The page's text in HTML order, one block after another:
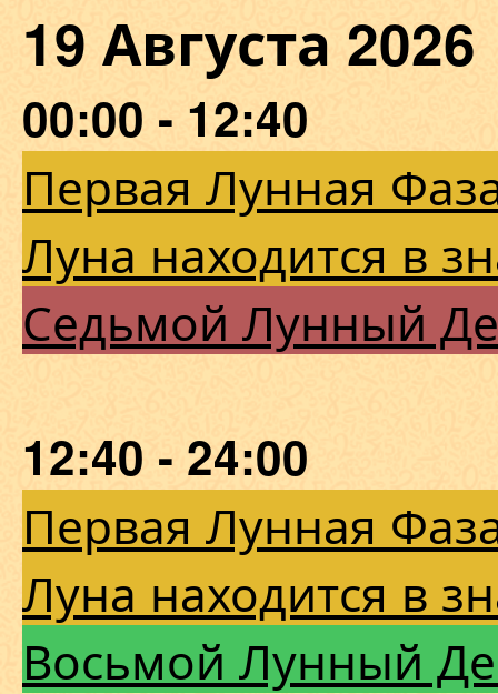
19 Августа
00:00 - 12:40
Первая Лунная
Луна находится в
Седьмой Лунный
12:40 - 24:00
Первая Лунная
Луна находится в
Восьмой Лунный